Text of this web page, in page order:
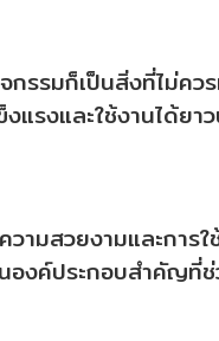
รรมก็เป็นสิ่งที่ไม่ค
รงและใช้งานได้ย
มสวยงามและกา
งค์ประกอบสำคัญที่